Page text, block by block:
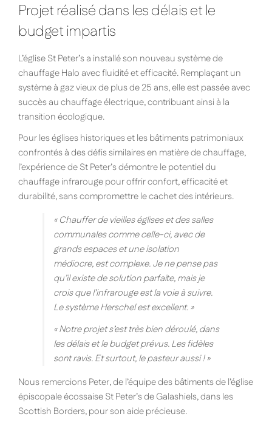
Projet réalisé dans les délais et le
budget impartis
L’église St Peter’s a installé son nouveau système de
chauffage Halo avec fluidité et efficacité. Remplaçant un
système à gaz vieux de plus de 25 ans, elle est passée avec
succès au chauffage électrique, contribuant ainsi à la
transition écologique.
Pour les églises historiques et les bâtiments patrimoniaux
confrontés à des défis similaires en matière de chauffage,
l’expérience de St Peter’s démontre le potentiel du
chauffage infrarouge pour offrir confort, efficacité et
durabilité, sans compromettre le cachet des intérieurs.
« Chauffer de vieilles églises et des salles
communales comme celle-ci, avec de
grands espaces et une isolation
médiocre, est complexe. Je ne pense pas
qu’il existe de solution parfaite, mais je
crois que l’infrarouge est la voie à suivre.
Le système Herschel est excellent. »
« Notre projet s’est très bien déroulé, dans
les délais et le budget prévus. Les fidèles
sont ravis. Et surtout, le pasteur aussi ! »
Nous remercions Peter, de l’équipe des bâtiments de l’église
épiscopale écossaise St Peter’s de Galashiels, dans les
Scottish Borders, pour son aide précieuse.